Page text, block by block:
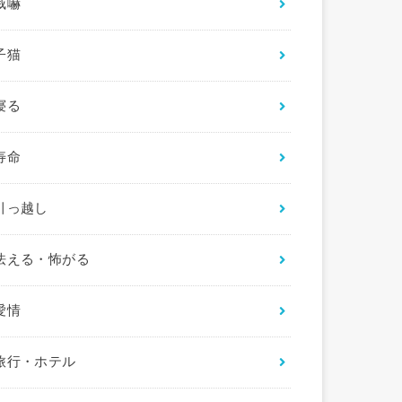
嚇
猫
る
命
っ越し
える・怖がる
情
行・ホテル